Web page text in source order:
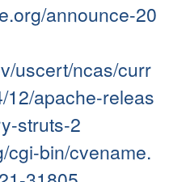
announce-20
uscert/ncas/curr
12/apache-releas
struts-2
cgi-bin/cvename.